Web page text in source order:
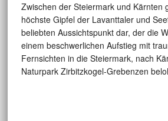
Zwischen der Steiermark und Kärnten
höchste Gipfel der Lavanttaler und
beliebten Aussichtspunkt dar, der die
einem beschwerlichen Aufstieg mit
Fernsichten in die Steiermark, nach
Naturpark Zirbitzkogel-Grebenzen